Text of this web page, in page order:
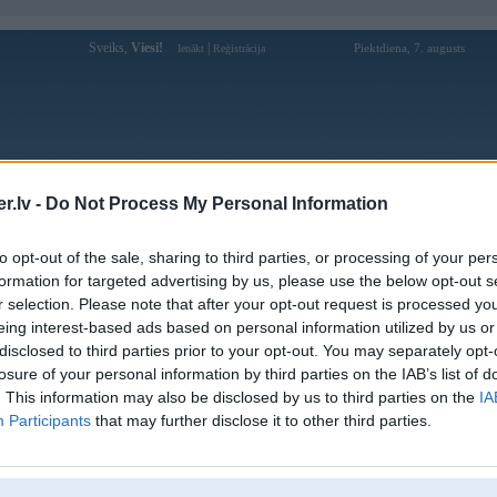
- Do Not Process My Personal Information
opt-out of the sale, sharing to third parties, or processing of your
for targeted advertising by us, please use the below opt-out
selection. Please note that after your opt-out request is processed
interest-based ads based on personal information utilized by us
to third parties prior to your opt-out. You may separately
of your personal information by third parties on the IAB’s list of
This information may also be disclosed by us to third parties on the
Participants that may further disclose it to other third parties.
Sveiks, Viesi! Ienākt Reģistrācija Piektdiena, 7. augusts
Forums Galerijas Reģistrācija Lietotāji
Lietotāja Converse profils
Pēdējo reizi manīts: 30. Nov 2024, 18:53
Lietotājvārds:
Converse
Pilsēta:
Rīga
Braucu ar:
Golf VII
Ziņojumi forumā:
373